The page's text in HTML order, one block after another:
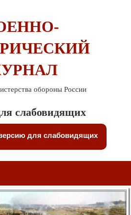
обороны России
слабовидящих
для слабовидящих